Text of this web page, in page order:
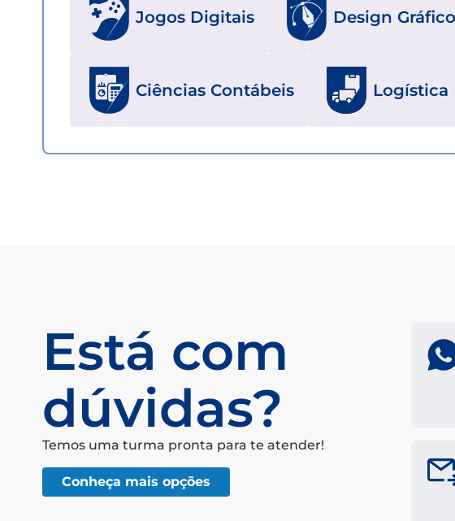
Jogos Digitais Design
Ciências Contábeis Logística
Está com
dúvidas?
Temos uma turma pronta para te atender!
Conheça mais opções